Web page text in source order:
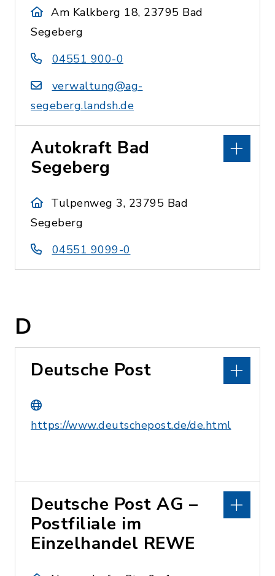
Am Kalkberg 18, 23795 Bad
Segeberg
04551 900-0
verwaltung@ag-
segeberg.landsh.de
Autokraft Bad
Segeberg
Tulpenweg 3, 23795 Bad
Segeberg
04551 9099-0
D
Deutsche Post
https://www.deutschepost.de/de.html
Deutsche Post AG –
Postfiliale im
Einzelhandel REWE